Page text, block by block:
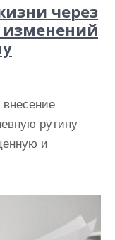
через
изменений
рутину
и